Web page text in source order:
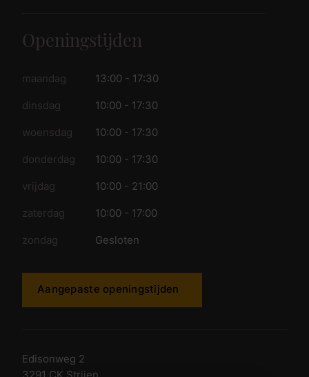
Openingstijden
maandag 13:00 - 17:30
dinsdag 10:00 - 17:30
woensdag 10:00 - 17:30
donderdag 10:00 - 17:30
vrijdag 10:00 - 21:00
zaterdag 10:00 - 17:00
zondag Gesloten
Aangepaste openingstijden
Edisonweg 2